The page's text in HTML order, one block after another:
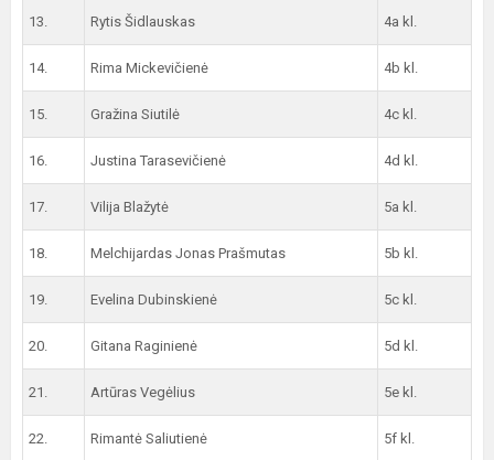
13. Rytis Šidlauskas 4a kl.
14. Rima Mickevičienė 4b kl.
15. Gražina Siutilė 4c kl.
16. Justina Tarasevičienė 4d kl.
17. Vilija Blažytė 5a kl.
18. Melchijardas Jonas Prašmutas 5b kl.
19. Evelina Dubinskienė 5c kl.
20. Gitana Raginienė 5d kl.
21. Artūras Vegėlius 5e kl.
22. Rimantė Saliutienė 5f kl.